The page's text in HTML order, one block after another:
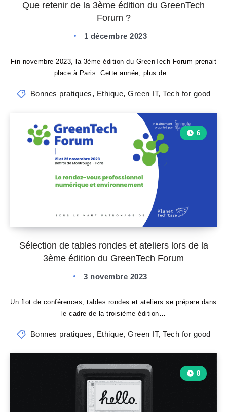
Que retenir de la 3ème édition du GreenTech
Forum ?
1 décembre 2023
Fin novembre 2023, la 3ème édition du GreenTech Forum prenait
place à Paris. Cette année, plus de…
Bonnes pratiques, Ethique,Green IT,Tech for good
Sélection de tables rondes et ateliers lors de la
3ème édition du GreenTech Forum
6
3 novembre 2023
Un flot de conférences, tables rondes et ateliers se prépare dans
le cadre de la troisième édition…
Bonnes pratiques, Ethique,Green IT,Tech for good
8